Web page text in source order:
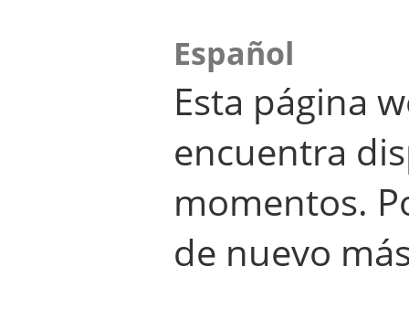
Español
Esta página
encuentra
momentos.
de nuevo